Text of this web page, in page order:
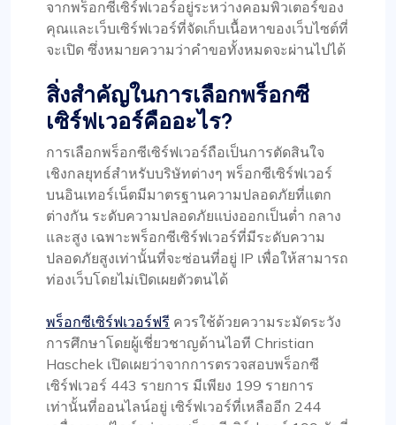
จากพร็อกซีเซิร์ฟเวอร์อยู่ระหว่างคอมพิวเตอร์ของ
คุณและเว็บเซิร์ฟเวอร์ที่จัดเก็บเนื้อหาของเว็บไซต์ที่
จะเปิด ซึ่งหมายความว่าคำขอทั้งหมดจะผ่านไปได้
สิ่งสำคัญในการเลือกพร็อกซี
เซิร์ฟเวอร์คืออะไร?
การเลือกพร็อกซีเซิร์ฟเวอร์ถือเป็นการตัดสินใจ
เชิงกลยุทธ์สำหรับบริษัทต่างๆ พร็อกซีเซิร์ฟเวอร์
บนอินเทอร์เน็ตมีมาตรฐานความปลอดภัยที่แตก
ต่างกัน ระดับความปลอดภัยแบ่งออกเป็นต่ำ กลาง
และสูง เฉพาะพร็อกซีเซิร์ฟเวอร์ที่มีระดับความ
ปลอดภัยสูงเท่านั้นที่จะซ่อนที่อยู่ IP เพื่อให้สามารถ
ท่องเว็บโดยไม่เปิดเผยตัวตนได้
พร็อกซีเซิร์ฟเวอร์ฟรี ควรใช้ด้วยความระมัดระวัง
การศึกษาโดยผู้เชี่ยวชาญด้านไอที Christian
Haschek เปิดเผยว่าจากการตรวจสอบพร็อกซี
เซิร์ฟเวอร์ 443 รายการ มีเพียง 199 รายการ
เท่านั้นที่ออนไลน์อยู่ เซิร์ฟเวอร์ที่เหลืออีก 244